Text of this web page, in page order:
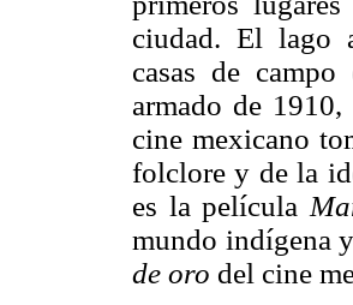
ciudad. El lago
casas de
armado de
cine mexicano
folclore y de la
es la película
mundo indígena
de oro del cine